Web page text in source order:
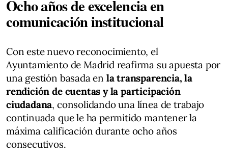
Ocho años de excelencia en
comunicación institucional
Con este nuevo reconocimiento, el
Ayuntamiento de Madrid reafirma su apuesta por
una gestión basada en la transparencia, la
rendición de cuentas y la participación
ciudadana, consolidando una línea de trabajo
continuada que le ha permitido mantener la
máxima calificación durante ocho años
consecutivos.